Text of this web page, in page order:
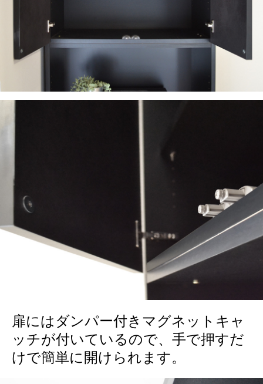
扉にはダンパー付きマグネットキャ
ッチが付いているので、手で押すだ
けで簡単に開けられます。